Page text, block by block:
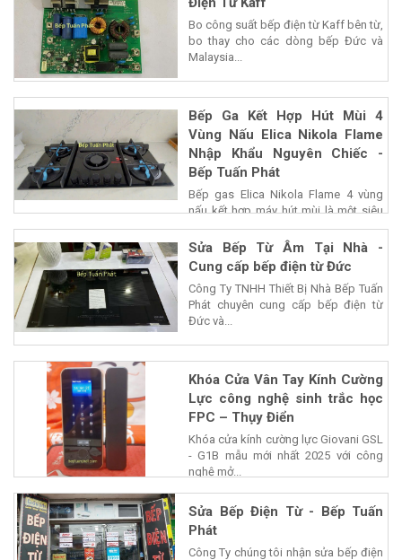
Bo công suất bếp điện từ Kaff bên từ,
bo thay cho các dòng bếp Đức và
Malaysia...
Bếp Ga Kết Hợp Hút Mùi 4
Vùng Nấu Elica Nikola Flame
Nhập Khẩu Nguyên Chiếc -
Bếp Tuấn Phát
Bếp gas Elica Nikola Flame 4 vùng
nấu kết hợp máy hút mùi là một siêu
phẩm của...
Sửa Bếp Từ Âm Tại Nhà -
Cung cấp bếp điện từ Đức
Công Ty TNHH Thiết Bị Nhà Bếp Tuấn
Phát chuyên cung cấp bếp điện từ
Đức và...
Khóa Cửa Vân Tay Kính Cường
Lực công nghệ sinh trắc học
FPC – Thụy Điển
Khóa cửa kính cường lực Giovani GSL
- G1B mẫu mới nhất 2025 với công
nghệ mở...
Sửa Bếp Điện Từ - Bếp Tuấn
Phát
Công Ty chúng tôi nhận sửa bếp điện